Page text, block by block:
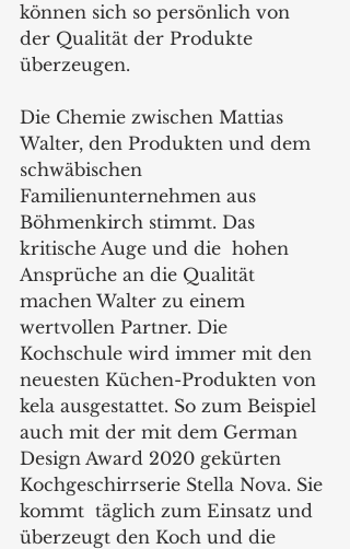
können sich so persönlich von
der Qualität der Produkte
überzeugen.
Die Chemie zwischen Mattias
Walter, den Produkten und dem
schwäbischen
Familienunternehmen aus
Böhmenkirch stimmt. Das
kritische Auge und die  hohen
Ansprüche an die Qualität
machen Walter zu einem
wertvollen Partner. Die
Kochschule wird immer mit den
neuesten Küchen-Produkten von
kela ausgestattet. So zum Beispiel
auch mit der mit dem German
Design Award 2020 gekürten
Kochgeschirrserie Stella Nova. Sie
kommt  täglich zum Einsatz und
überzeugt den Koch und die